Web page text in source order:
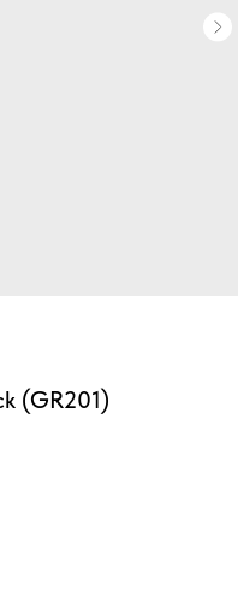
(GR201)